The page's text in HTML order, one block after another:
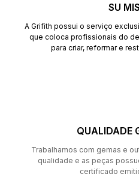
SU
A Grifith possui o serviço
que coloca profissionais do
para criar, reformar e
QUALIDADE
Trabalhamos com gemas e
qualidade e as peças
certificado